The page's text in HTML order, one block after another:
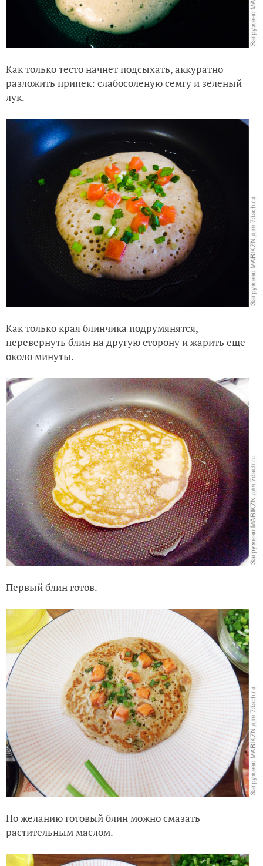
Как только тесто начнет подсыхать, аккуратно
разложить припек: слабосоленую семгу и зеленый
лук.
Как только края блинчика подрумянятся,
перевернуть блин на другую сторону и жарить еще
около минуты.
Первый блин готов.
По желанию готовый блин можно смазать
растительным маслом.